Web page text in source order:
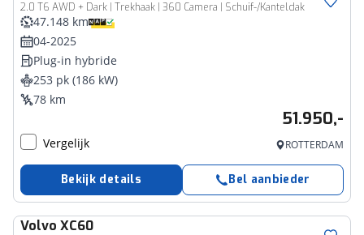
2.0 T6 AWD + Dark | Trekhaak | 360 Camera | Schuif-/Kanteldak
47.148 km
04-2025
Plug-in hybride
253 pk (186 kW)
78 km
51.950,-
Vergelijk ROTTERDAM
Bekijk details Bel aanbieder
Volvo XC60